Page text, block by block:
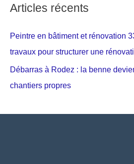
Articles récents
Peintre en bâtiment et rénovation
travaux pour structurer une
Débarras à Rodez : la benne
chantiers propres